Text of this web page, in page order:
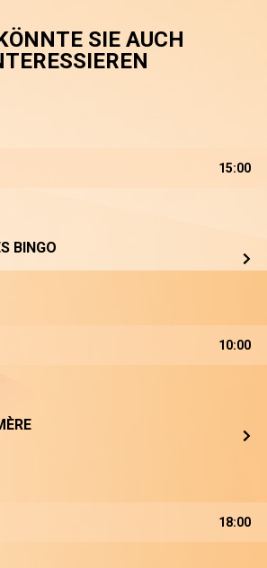
SIE AUCH
15:00
BINGO
10:00
18:00